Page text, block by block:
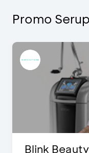
Promo
Blink